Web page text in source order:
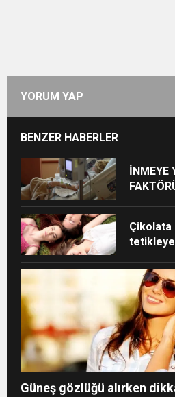
YORUM YAP
BENZER HABERLER
İNMEYE
Çikolata
Güneş gözlüğü alırken dikkat edilmesi gereken